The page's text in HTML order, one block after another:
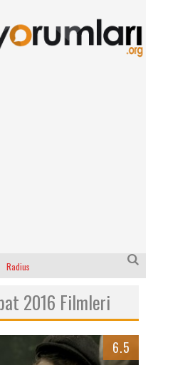
Radius
Filmlabs.co ile İngilizce Altyazılı Film İzle
Bayanların Sohbet Numaralarını Nereden Bulurum
Ziyaret (The Visit)
2016 Filmleri
6.5